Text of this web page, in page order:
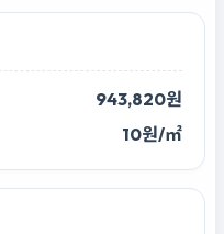
943,820원
10원/㎡